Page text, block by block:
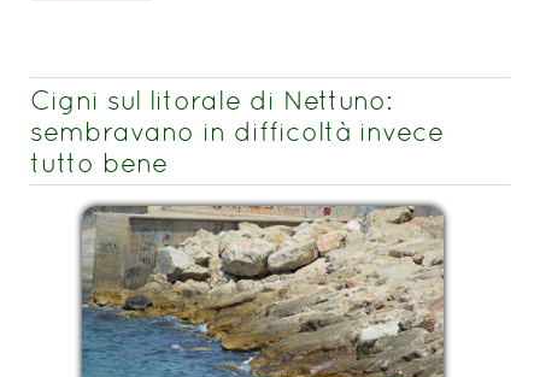
Cigni sul litorale di Nettuno:
sembravano in difficoltà invece
tutto bene